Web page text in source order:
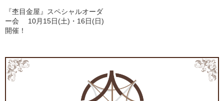
『杢目金屋』スペシャルオーダ
ー会 10月15日(土)・16日(日)
開催！